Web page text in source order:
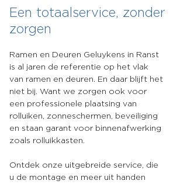
Een totaalservice, zonder
zorgen
Ramen en Deuren Geluykens in Ranst
is al jaren de referentie op het vlak
van ramen en deuren. En daar blijft het
niet bij. Want we zorgen ook voor
een professionele plaatsing van
rolluiken, zonneschermen, beveiliging
en staan garant voor binnenafwerking
zoals rolluikkasten.
Ontdek onze uitgebreide service, die
u de montage en meer uit handen